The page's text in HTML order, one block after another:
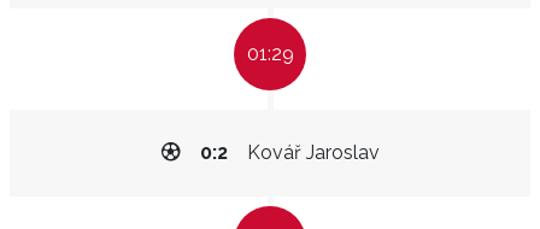
01:29
Kovář Jaroslav
0:2